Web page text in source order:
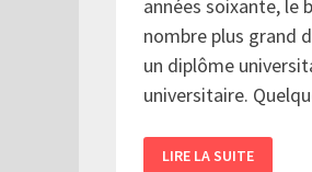
années soixante, le
nombre plus grand
un diplôme
universitaire.
CÉGEPS…
LIRE LA SUITE